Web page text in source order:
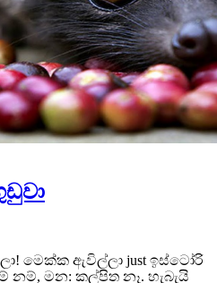
මෙක්ක ඇවිල්ලා just ඉස්ටෝරි
නම්, මන: කල්පිත නෑ. හැබැයි